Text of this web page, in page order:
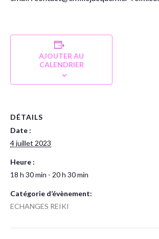
AJOUTER AU
CALENDRIER
DÉTAILS
Date :
4 juillet 2023
Heure :
18 h 30 min - 20 h 30 min
Catégorie d’évènement:
ECHANGES REIKI